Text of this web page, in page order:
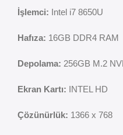
İşlemci: Intel i7 8650U
Hafıza: 16GB DDR4 RAM
Depolama: 256GB M.2
Ekran Kartı: INTEL HD
Çözünürlük: 1366 x 768